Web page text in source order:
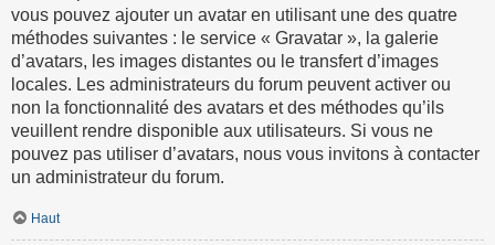
vous pouvez ajouter un avatar en utilisant une des quatre
méthodes suivantes : le service « Gravatar », la galerie
d’avatars, les images distantes ou le transfert d’images
locales. Les administrateurs du forum peuvent activer ou
non la fonctionnalité des avatars et des méthodes qu’ils
veuillent rendre disponible aux utilisateurs. Si vous ne
pouvez pas utiliser d’avatars, nous vous invitons à contacter
un administrateur du forum.
Haut